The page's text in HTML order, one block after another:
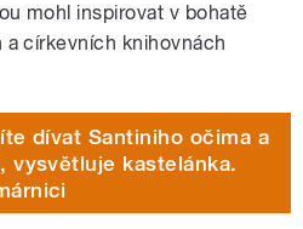
mohl inspirovat v bohatě
církevních knihovnách
dívat Santiniho očima a
vysvětluje kastelánka.